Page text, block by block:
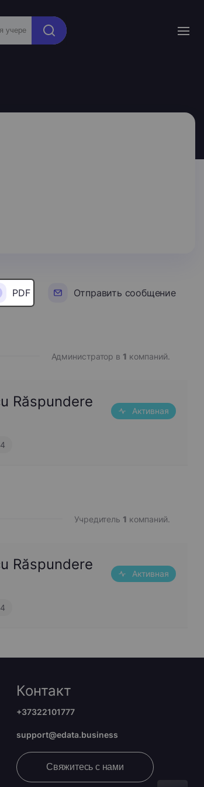
PDF Отправить сообщение
Администратор в 1 компаний.
Răspundere
Активная
Учредитель 1 компаний.
Răspundere
Активная
Контакт
+37322101777
support@edata.business
Свяжитесь с нами